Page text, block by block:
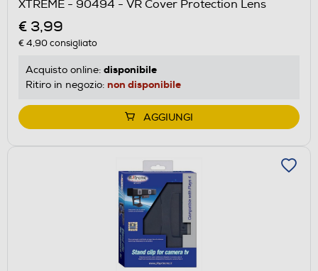
XTREME - 90494 - VR Cover Protection Lens
€ 3,99
€ 4,90consigliato
Acquisto online: disponibile
Ritiro in negozio: non disponibile
AGGIUNGI